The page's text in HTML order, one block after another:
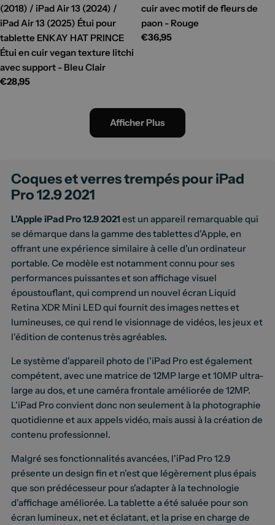
(2018) / iPad Air 13 (2024) /
iPad Air 13 (2025) Étui pour
tablette ENKAY HAT PRINCE
Étui en cuir vegan texture litchi
avec support - Bleu Clair
Prix
€28,95
cuir avec motif de fleurs de
paon - Rouge
Prix
€36,95
Afficher Plus
Coques et verres trempés pour iPad
Pro 12.9 2021
L'Apple iPad Pro 12.9 2021 est un appareil remarquable qui
se démarque dans la gamme des tablettes d'Apple, en
offrant une expérience similaire à celle d'un ordinateur
portable. Ce modèle est notamment connu pour ses
performances puissantes et son affichage visuel
époustouflant, qui comprend un nouvel écran Liquid
Retina XDR Mini LED qui fournit des images nettes et
lumineuses, ce qui rend le visionnage de vidéos, les jeux et
l'édition de contenus très agréables.
Le système d'appareil photo de l'iPad Pro est également
compétent, avec une matrice de 12MP large et 10MP ultra-
large au dos, et une caméra frontale améliorée de 12MP.
L'iPad Pro convient donc non seulement à la photographie
quotidienne et aux appels vidéo, mais aussi à la création de
contenu professionnel.
Malgré ses fonctionnalités avancées, l'iPad Pro 12.9
présente un design fin et n'est que légèrement plus épais
que son prédécesseur pour s'adapter à la technologie
d'affichage améliorée. La tablette a été saluée pour son
écran lumineux, net et éclatant, et la prise en charge de